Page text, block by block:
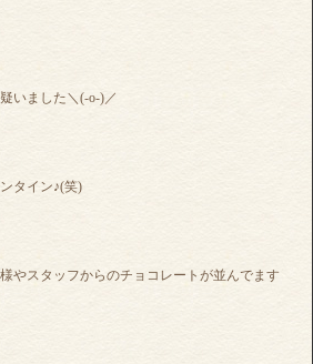
いました＼(-o-)／
タイン♪(笑)
やスタッフからのチョコレートが並んでます